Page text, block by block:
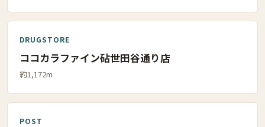
DRUGSTORE
ココカラファイン砧世田谷通り店
約1,172m
POST